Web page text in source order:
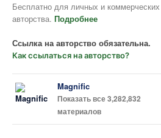
Бесплатно для личных и
авторства. Подробнее
Ссылка на авторство обязательна.
Как ссылаться на авторство?
Magnific
Показать все 3,282,832
материалов